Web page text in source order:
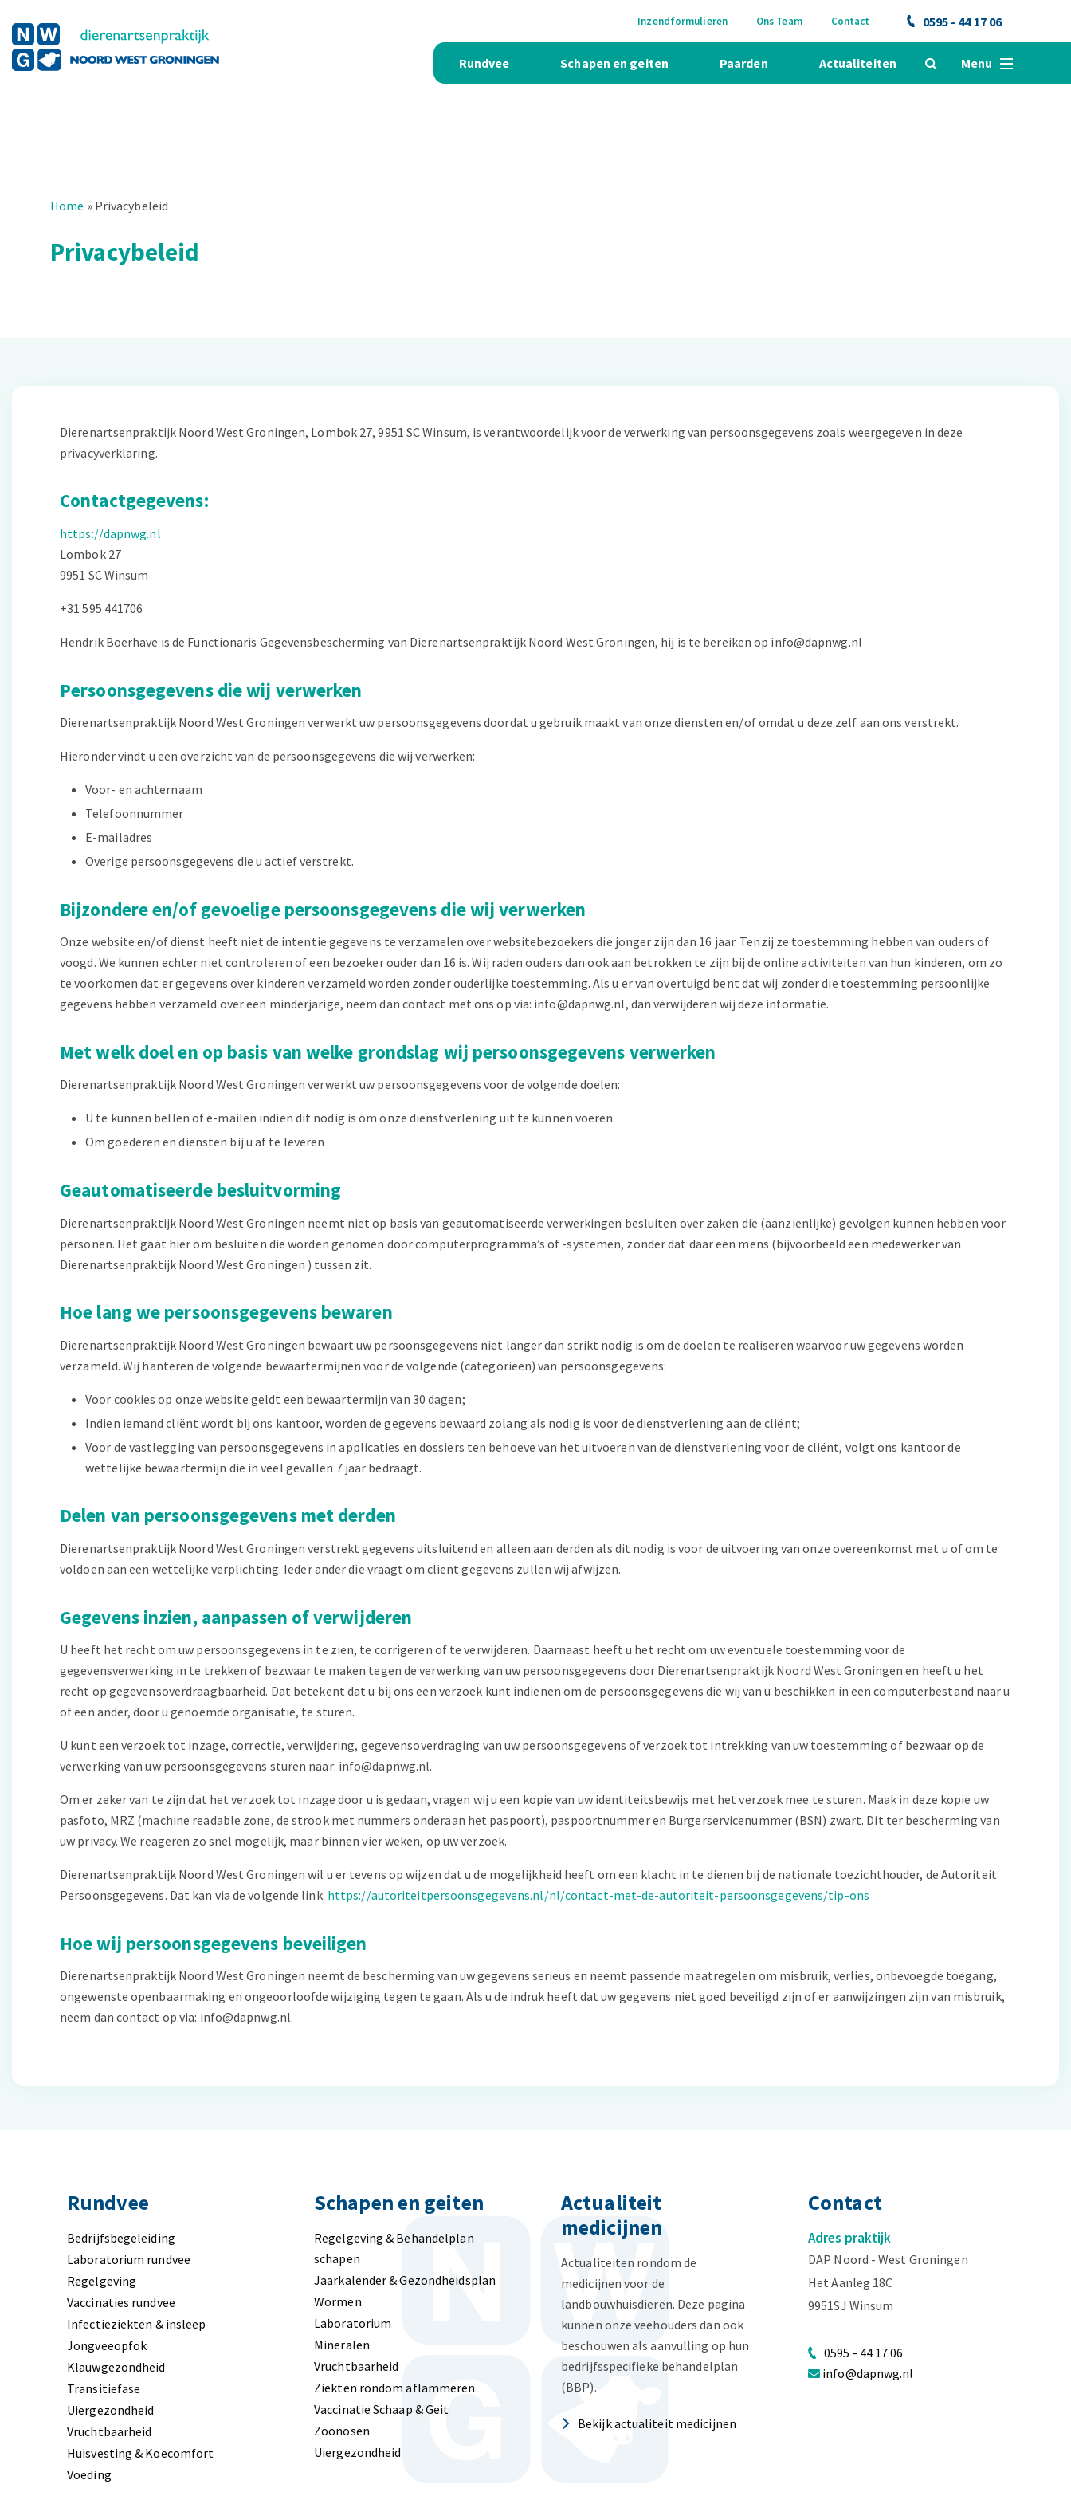
Inzendformulieren Ons Team Contact 0595 - 44 17 06
Rundvee Schapen en geiten Paarden Actualiteiten Menu
Home » Privacybeleid
Privacybeleid
Dierenartsenpraktijk Noord West Groningen, Lombok 27, 9951 SC Winsum, is verantwoordelijk voor de verwerking van persoonsgegevens zoals weergegeven in deze
privacyverklaring.
Contactgegevens:
https://dapnwg.nl
Lombok 27
9951 SC Winsum
+31 595 441706
Hendrik Boerhave is de Functionaris Gegevensbescherming van Dierenartsenpraktijk Noord West Groningen, hij is te bereiken op info@dapnwg.nl
Persoonsgegevens die wij verwerken
Dierenartsenpraktijk Noord West Groningen verwerkt uw persoonsgegevens doordat u gebruik maakt van onze diensten en/of omdat u deze zelf aan ons verstrekt.
Hieronder vindt u een overzicht van de persoonsgegevens die wij verwerken:
Voor- en achternaam
Telefoonnummer
E-mailadres
Overige persoonsgegevens die u actief verstrekt.
Bijzondere en/of gevoelige persoonsgegevens die wij verwerken
Onze website en/of dienst heeft niet de intentie gegevens te verzamelen over websitebezoekers die jonger zijn dan 16 jaar. Tenzij ze toestemming hebben van ouders of
voogd. We kunnen echter niet controleren of een bezoeker ouder dan 16 is. Wij raden ouders dan ook aan betrokken te zijn bij de online activiteiten van hun kinderen, om zo
te voorkomen dat er gegevens over kinderen verzameld worden zonder ouderlijke toestemming. Als u er van overtuigd bent dat wij zonder die toestemming persoonlijke
gegevens hebben verzameld over een minderjarige, neem dan contact met ons op via: info@dapnwg.nl, dan verwijderen wij deze informatie.
Met welk doel en op basis van welke grondslag wij persoonsgegevens verwerken
Dierenartsenpraktijk Noord West Groningen verwerkt uw persoonsgegevens voor de volgende doelen:
U te kunnen bellen of e-mailen indien dit nodig is om onze dienstverlening uit te kunnen voeren
Om goederen en diensten bij u af te leveren
Geautomatiseerde besluitvorming
Dierenartsenpraktijk Noord West Groningen neemt niet op basis van geautomatiseerde verwerkingen besluiten over zaken die (aanzienlijke) gevolgen kunnen hebben voor
personen. Het gaat hier om besluiten die worden genomen door computerprogramma’s of -systemen, zonder dat daar een mens (bijvoorbeeld een medewerker van
Dierenartsenpraktijk Noord West Groningen ) tussen zit.
Hoe lang we persoonsgegevens bewaren
Dierenartsenpraktijk Noord West Groningen bewaart uw persoonsgegevens niet langer dan strikt nodig is om de doelen te realiseren waarvoor uw gegevens worden
verzameld. Wij hanteren de volgende bewaartermijnen voor de volgende (categorieën) van persoonsgegevens:
Voor cookies op onze website geldt een bewaartermijn van 30 dagen;
Indien iemand cliënt wordt bij ons kantoor, worden de gegevens bewaard zolang als nodig is voor de dienstverlening aan de cliënt;
Voor de vastlegging van persoonsgegevens in applicaties en dossiers ten behoeve van het uitvoeren van de dienstverlening voor de cliënt, volgt ons kantoor de
wettelijke bewaartermijn die in veel gevallen 7 jaar bedraagt.
Delen van persoonsgegevens met derden
Dierenartsenpraktijk Noord West Groningen verstrekt gegevens uitsluitend en alleen aan derden als dit nodig is voor de uitvoering van onze overeenkomst met u of om te
voldoen aan een wettelijke verplichting. Ieder ander die vraagt om client gegevens zullen wij afwijzen.
Gegevens inzien, aanpassen of verwijderen
U heeft het recht om uw persoonsgegevens in te zien, te corrigeren of te verwijderen. Daarnaast heeft u het recht om uw eventuele toestemming voor de
gegevensverwerking in te trekken of bezwaar te maken tegen de verwerking van uw persoonsgegevens door Dierenartsenpraktijk Noord West Groningen en heeft u het
recht op gegevensoverdraagbaarheid. Dat betekent dat u bij ons een verzoek kunt indienen om de persoonsgegevens die wij van u beschikken in een computerbestand naar u
of een ander, door u genoemde organisatie, te sturen.
U kunt een verzoek tot inzage, correctie, verwijdering, gegevensoverdraging van uw persoonsgegevens of verzoek tot intrekking van uw toestemming of bezwaar op de
verwerking van uw persoonsgegevens sturen naar: info@dapnwg.nl.
Om er zeker van te zijn dat het verzoek tot inzage door u is gedaan, vragen wij u een kopie van uw identiteitsbewijs met het verzoek mee te sturen. Maak in deze kopie uw
pasfoto, MRZ (machine readable zone, de strook met nummers onderaan het paspoort), paspoortnummer en Burgerservicenummer (BSN) zwart. Dit ter bescherming van
uw privacy. We reageren zo snel mogelijk, maar binnen vier weken, op uw verzoek.
Dierenartsenpraktijk Noord West Groningen wil u er tevens op wijzen dat u de mogelijkheid heeft om een klacht in te dienen bij de nationale toezichthouder, de Autoriteit
Persoonsgegevens. Dat kan via de volgende link: https://autoriteitpersoonsgegevens.nl/nl/contact-met-de-autoriteit-persoonsgegevens/tip-ons
Hoe wij persoonsgegevens beveiligen
Dierenartsenpraktijk Noord West Groningen neemt de bescherming van uw gegevens serieus en neemt passende maatregelen om misbruik, verlies, onbevoegde toegang,
ongewenste openbaarmaking en ongeoorloofde wijziging tegen te gaan. Als u de indruk heeft dat uw gegevens niet goed beveiligd zijn of er aanwijzingen zijn van misbruik,
neem dan contact op via: info@dapnwg.nl.
Rundvee
Bedrijfsbegeleiding
Laboratorium rundvee
Regelgeving
Vaccinaties rundvee
Infectieziekten & insleep
Jongveeopfok
Klauwgezondheid
Transitiefase
Uiergezondheid
Vruchtbaarheid
Huisvesting & Koecomfort
Voeding
Schapen en geiten
Regelgeving & Behandelplan
schapen
Jaarkalender & Gezondheidsplan
Wormen
Laboratorium
Mineralen
Vruchtbaarheid
Ziekten rondom aflammeren
Vaccinatie Schaap & Geit
Zoönosen
Uiergezondheid
Actualiteit
medicijnen
Actualiteiten rondom de
medicijnen voor de
landbouwhuisdieren. Deze pagina
kunnen onze veehouders dan ook
beschouwen als aanvulling op hun
bedrijfsspecifieke behandelplan
(BBP).
Bekijk actualiteit medicijnen
Contact
Adres praktijk
DAP Noord - West Groningen
Het Aanleg 18C
9951SJ Winsum
0595 - 44 17 06
info@dapnwg.nl